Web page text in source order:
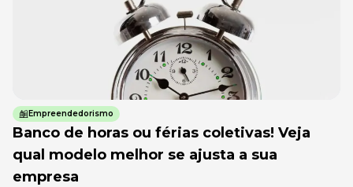
Empreendedorismo
Banco de horas ou férias coletivas! Veja
qual modelo melhor se ajusta a sua
empresa